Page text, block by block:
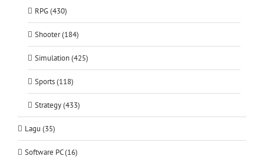
RPG (430)
Shooter (184)
Simulation (425)
Sports (118)
Strategy (433)
Lagu (35)
Software PC (16)